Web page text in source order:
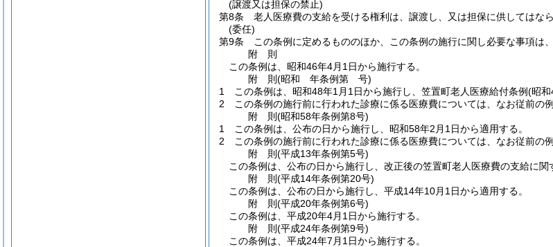
(譲渡又は担保の禁止)
第8条
老人医療費の支給を受ける権利は、譲渡し、又は担保に供してはなら
(委任)
第9条
この条例に定めるもののほか、この条例の施行に関し必要な事項は
附 則
この条例は、昭和46年4月1日から施行する。
附 則(昭和 年条例第 号)
1
この条例は、昭和48年1月1日から施行し、笠置町老人医療給付条例(昭和
2
この条例の施行前に行われた診療に係る医療費については、なお従前の例
附 則(昭和58年条例第8号)
1
この条例は、公布の日から施行し、昭和58年2月1日から適用する。
2
この条例の施行前に行われた診療に係る医療費については、なお従前の例
附 則(平成13年条例第5号)
この条例は、公布の日から施行し、改正後の笠置町老人医療費の支給に
附 則(平成14年条例第20号)
この条例は、公布の日から施行し、平成14年10月1日から適用する。
附 則(平成20年条例第6号)
この条例は、平成20年4月1日から施行する。
附 則(平成24年条例第9号)
この条例は、平成24年7月1日から施行する。